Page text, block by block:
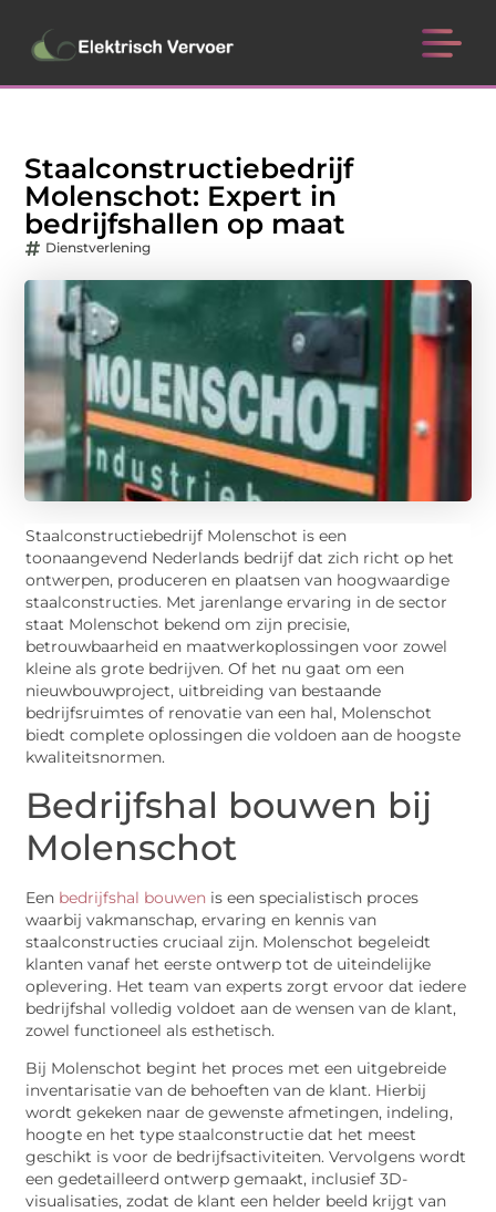
Staalconstructiebedrijf
Molenschot: Expert in
bedrijfshallen op maat
Dienstverlening
Staalconstructiebedrijf Molenschot is een
toonaangevend Nederlands bedrijf dat zich richt op het
ontwerpen, produceren en plaatsen van hoogwaardige
staalconstructies. Met jarenlange ervaring in de sector
staat Molenschot bekend om zijn precisie,
betrouwbaarheid en maatwerkoplossingen voor zowel
kleine als grote bedrijven. Of het nu gaat om een
nieuwbouwproject, uitbreiding van bestaande
bedrijfsruimtes of renovatie van een hal, Molenschot
biedt complete oplossingen die voldoen aan de hoogste
kwaliteitsnormen.
Bedrijfshal bouwen bij
Molenschot
Een bedrijfshal bouwen is een specialistisch proces
waarbij vakmanschap, ervaring en kennis van
staalconstructies cruciaal zijn. Molenschot begeleidt
klanten vanaf het eerste ontwerp tot de uiteindelijke
oplevering. Het team van experts zorgt ervoor dat iedere
bedrijfshal volledig voldoet aan de wensen van de klant,
zowel functioneel als esthetisch.
Bij Molenschot begint het proces met een uitgebreide
inventarisatie van de behoeften van de klant. Hierbij
wordt gekeken naar de gewenste afmetingen, indeling,
hoogte en het type staalconstructie dat het meest
geschikt is voor de bedrijfsactiviteiten. Vervolgens wordt
een gedetailleerd ontwerp gemaakt, inclusief 3D-
visualisaties, zodat de klant een helder beeld krijgt van